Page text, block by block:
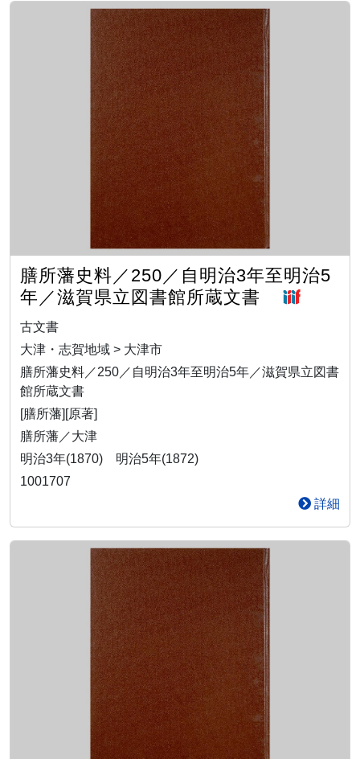
膳所藩史料／250／自明治3年至明治5
年／滋賀県立図書館所蔵文書
古文書
大津・志賀地域 > 大津市
膳所藩史料／250／自明治3年至明治5年／滋賀県立図書
館所蔵文書
[膳所藩][原著]
膳所藩／大津
明治3年(1870) 明治5年(1872)
1001707
詳細